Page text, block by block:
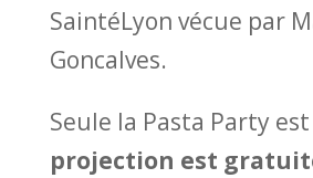
SaintéLyon vécue par
Goncalves.
Seule la Pasta Party
projection est